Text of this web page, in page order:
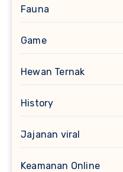
Fauna
Game
Hewan Ternak
History
Jajanan viral
Keamanan Online